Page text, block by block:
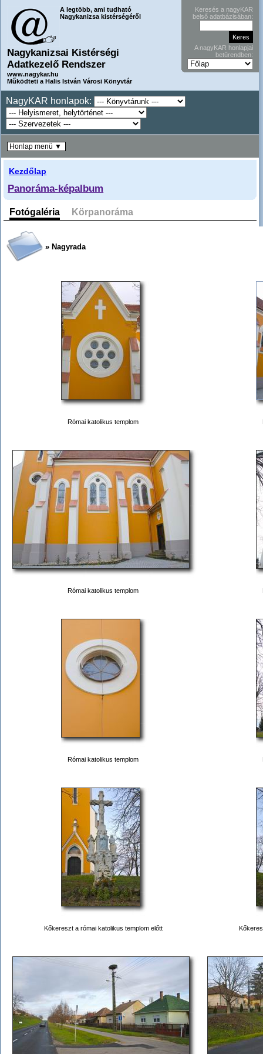
A legtöbb, ami tudható
Nagykanizsa kistérségéről
Nagykanizsai Kistérségi
Adatkezelő Rendszer
www.nagykar.hu
Működteti a Halis István Városi Könyvtár
Keresés a nagyKAR
belső adatbázisában:
A nagyKAR honlapjai
betűrendben:
NagyKAR honlapok:
Kezdőlap
Panoráma-képalbum
Fotógaléria Körpanoráma
» Nagyrada
Római katolikus templom
Római katolikus templom
Római katolikus templom
Kőkereszt a római katolikus templom előtt
Honlap menü ▼